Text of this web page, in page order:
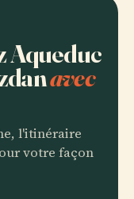
Aqueduc
avec
l'itinéraire
votre façon